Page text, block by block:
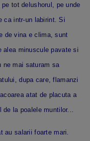
tot delushorul, pe unde
ca intr-un labirint. Si
de vina e clima, sunt
alea minuscule pavate si
ne mai saturam sa
dupa care, flamanzi
atat de placuta a
la poalele muntilor...
au salarii foarte mari.